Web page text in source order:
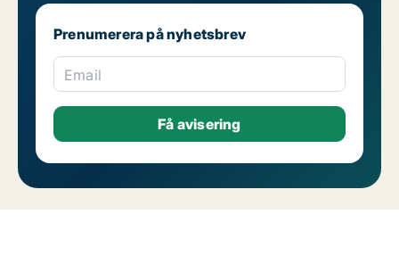
Prenumerera på nyhetsbrev
Email